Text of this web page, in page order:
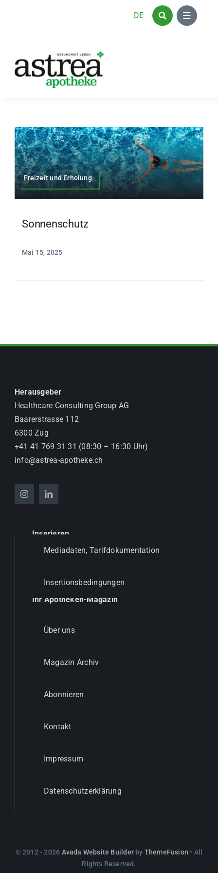
DE
Freizeit und Erholung
Sonnenschutz
Mai 15, 2025
Herausgeber
Healthcare Consulting Group AG
Baarerstrasse 112
6300 Zug
+41 41 769 31 31 (08:30 – 16:30 Uhr)
info@astrea-apotheke.ch
Inserieren
Mediadaten, Tarifdokumentation
Insertionsbedingungen
Ihr Apotheken-Magazin
Über uns
Magazin Archiv
Abonnieren
Kontakt
Impressum
Datenschutzerklärung
© 2012 - 2026 Avada Website Builderby ThemeFusion • All
Rights Reserved.